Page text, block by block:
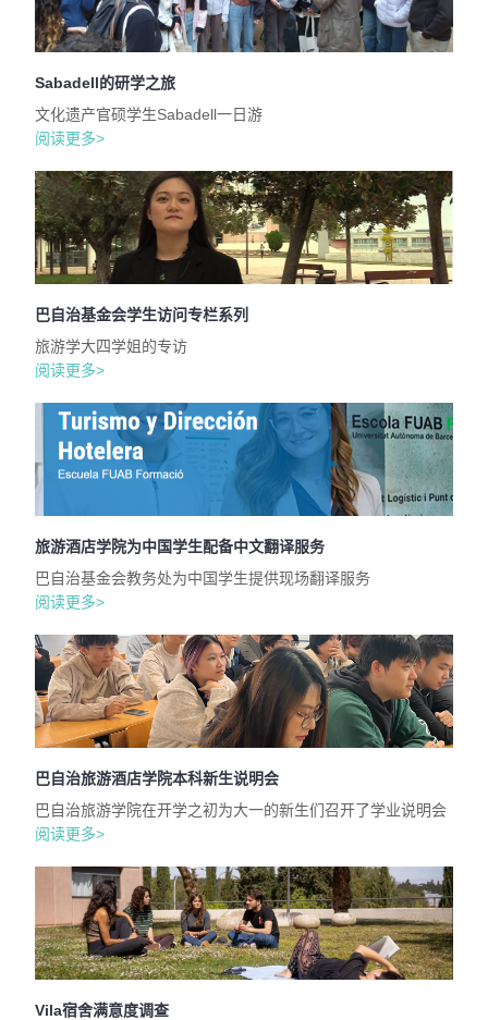
Sabadell的研学之旅
文化遗产官硕学生Sabadell一日游
阅读更多>
巴自治基金会学生访问专栏系列
旅游学大四学姐的专访
阅读更多>
旅游酒店学院为中国学生配备中文翻译服务
巴自治基金会教务处为中国学生提供现场翻译服务
阅读更多>
巴自治旅游酒店学院本科新生说明会
巴自治旅游学院在开学之初为大一的新生们召开了学业说明会
阅读更多>
Vila宿舍满意度调查